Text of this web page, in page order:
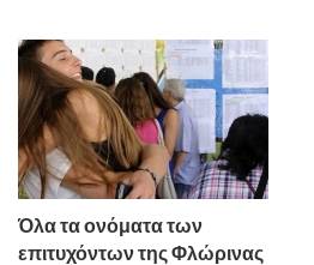
Όλα τα ονόματα των
επιτυχόντων της Φλώρινας